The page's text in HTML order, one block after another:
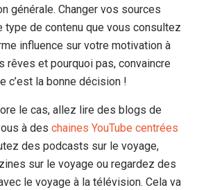
générale. Changer vos sources
type de contenu que vous consultez
influence sur votre motivation à
rêves et pourquoi pas, convaincre
c’est la bonne décision !
le cas, allez lire des blogs de
à des chaines YouTube centrées
des podcasts sur le voyage,
sur le voyage ou regardez des
le voyage à la télévision. Cela va